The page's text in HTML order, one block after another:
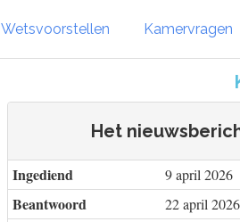
Wetsvoorstellen Kamervragen
Het
Ingediend 9 april 2026
Beantwoord 22 april